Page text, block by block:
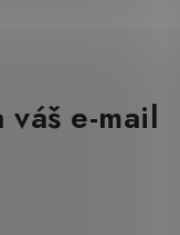
e-mail